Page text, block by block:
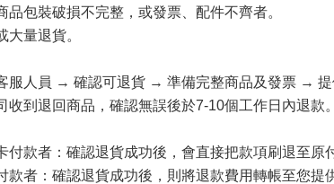
品包裝破損不完整，或發票、配件不齊者。
大量退貨。
服人員 → 確認可退貨 → 準備完整商品及發票 → 提
收到退回商品，確認無誤後於7-10個工作日內退款。
付款者：確認退貨成功後，會直接把款項刷退至原
款者：確認退貨成功後，則將退款費用轉帳至您提